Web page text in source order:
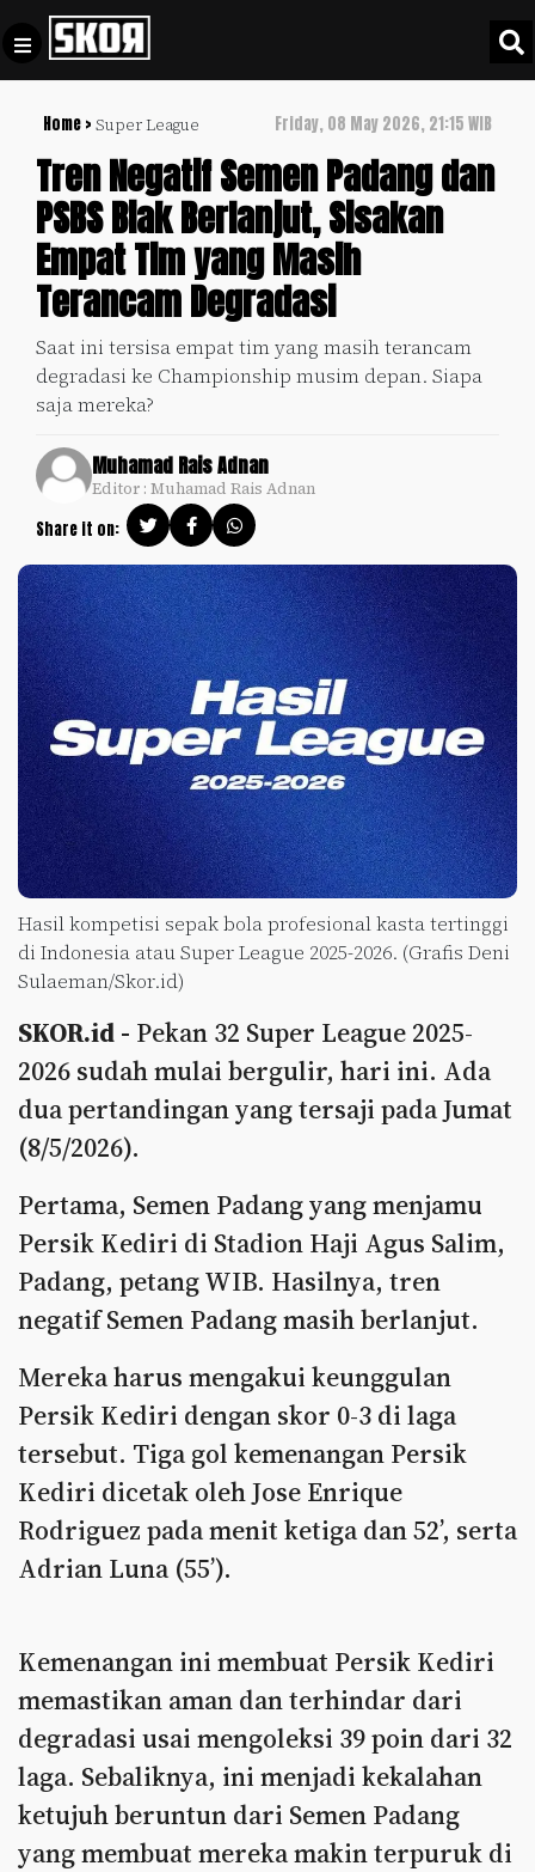
Home > Super League Friday, 08 May 2026, 21:15 WIB
Tren Negatif Semen Padang dan
PSBS Biak Berlanjut, Sisakan
Empat Tim yang Masih
Terancam Degradasi
Saat ini tersisa empat tim yang masih terancam
degradasi ke Championship musim depan. Siapa
saja mereka?
Muhamad Rais Adnan
Editor : Muhamad Rais Adnan
Share it on:
Hasil kompetisi sepak bola profesional kasta tertinggi
di Indonesia atau Super League 2025-2026. (Grafis Deni
Sulaeman/Skor.id)
SKOR.id - Pekan 32 Super League 2025-
2026 sudah mulai bergulir, hari ini. Ada
dua pertandingan yang tersaji pada Jumat
(8/5/2026).
Pertama, Semen Padang yang menjamu
Persik Kediri di Stadion Haji Agus Salim,
Padang, petang WIB. Hasilnya, tren
negatif Semen Padang masih berlanjut.
Mereka harus mengakui keunggulan
Persik Kediri dengan skor 0-3 di laga
tersebut. Tiga gol kemenangan Persik
Kediri dicetak oleh Jose Enrique
Rodriguez pada menit ketiga dan 52’, serta
Adrian Luna (55’).
Kemenangan ini membuat Persik Kediri
memastikan aman dan terhindar dari
degradasi usai mengoleksi 39 poin dari 32
laga. Sebaliknya, ini menjadi kekalahan
ketujuh beruntun dari Semen Padang
yang membuat mereka makin terpuruk di
Football +
Culture +
Sports
Update
+
Timnas
Indonesia
SKOR
SPECIAL
Video
Policy
Pedoman
Pemberitaan
Media
Siber
Disclaimer
Tentang